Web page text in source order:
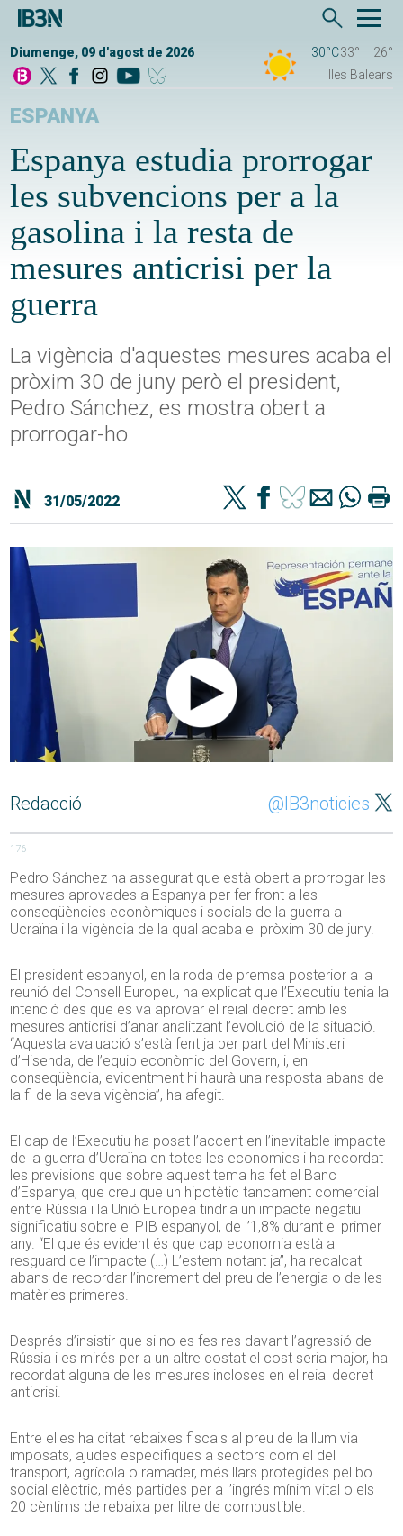
Diumenge, 09 d'agost de 2026 30°C33°
26°
Illes Balears
ESPANYA
Espanya estudia prorrogar
les subvencions per a la
gasolina i la resta de
mesures anticrisi per la
guerra
La vigència d'aquestes mesures acaba el
pròxim 30 de juny però el president,
Pedro Sánchez, es mostra obert a
prorrogar-ho
31/05/2022
Redacció @IB3noticies
176
Pedro Sánchez ha assegurat que està obert a prorrogar les
mesures aprovades a Espanya per fer front a les
conseqüències econòmiques i socials de la guerra a
Ucraïna i la vigència de la qual acaba el pròxim 30 de juny.
El president espanyol, en la roda de premsa posterior a la
reunió del Consell Europeu, ha explicat que l’Executiu tenia la
intenció des que es va aprovar el reial decret amb les
mesures anticrisi d’anar analitzant l’evolució de la situació.
“Aquesta avaluació s’està fent ja per part del Ministeri
d’Hisenda, de l’equip econòmic del Govern, i, en
conseqüència, evidentment hi haurà una resposta abans de
la fi de la seva vigència”, ha afegit.
El cap de l’Executiu ha posat l’accent en l’inevitable impacte
de la guerra d’Ucraïna en totes les economies i ha recordat
les previsions que sobre aquest tema ha fet el Banc
d’Espanya, que creu que un hipotètic tancament comercial
entre Rússia i la Unió Europea tindria un impacte negatiu
significatiu sobre el PIB espanyol, de l’1,8% durant el primer
any. “El que és evident és que cap economia està a
resguard de l’impacte (…) L’estem notant ja”, ha recalcat
abans de recordar l’increment del preu de l’energia o de les
matèries primeres.
Després d’insistir que si no es fes res davant l’agressió de
Rússia i es mirés per a un altre costat el cost seria major, ha
recordat alguna de les mesures incloses en el reial decret
anticrisi.
Entre elles ha citat rebaixes fiscals al preu de la llum via
imposats, ajudes específiques a sectors com el del
transport, agrícola o ramader, més llars protegides pel bo
social elèctric, més partides per a l’ingrés mínim vital o els
20 cèntims de rebaixa per litre de combustible.